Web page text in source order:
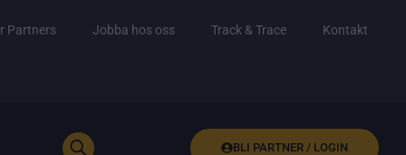
Partners Jobba hos oss Track & Trace Kontakt
BLI PARTNER / LOGIN